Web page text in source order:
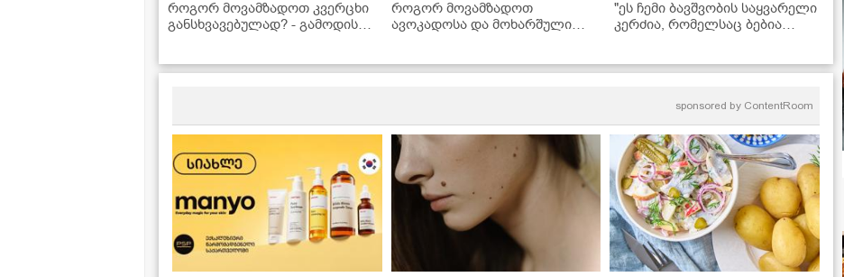
როგორ მოვამზადოთ კვერცხი
განსხვავებულად? - გამოდის
როგორ მოვამზადოთ
ავოკადოსა და მოხარშული
10 წუთში!
"ეს ჩემი ბავშვობის საყვარელი
კერძია, რომელსაც ბებია
ბებიის რეცეპტით
sponsored by ContentRoom